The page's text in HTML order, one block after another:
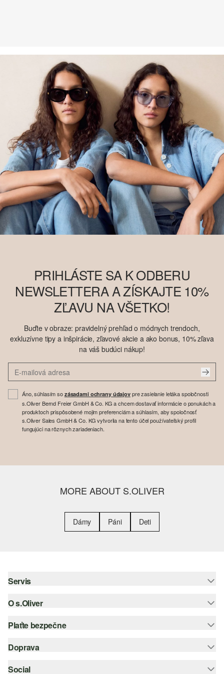
PRIHLÁSTE SA K ODBERU
NEWSLETTERA A ZÍSKAJTE 10%
ZĽAVU NA VŠETKO!
Buďte v obraze: pravidelný prehľad o módnych trendoch,
exkluzívne tipy a inšpirácie, zľavové akcie a ako bonus, 10% zľava
na váš budúci nákup!
Áno, súhlasím so zásadami ochrany údajovpre zasielanie letáka spoločnosti
s.Oliver Bernd Freier GmbH & Co. KG a chcem dostavať informácie o ponukách a
produktoch prispôsobené mojim preferenciám a súhlasím, aby spoločnosť
s.Oliver Sales GmbH & Co. KG vytvorila na tento účel používateľský profil
fungujúci na rôznych zariadeniach.
MORE ABOUT S.OLIVER
Dámy Páni Deti
Servis
Pomoc a FAQ
Nápoveda k veľkostiam
O s.Oliver
Leták
Plaťte bezpečne
Kreditná karta
Doprava
Slovenská pošta
Social